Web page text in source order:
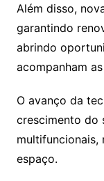
Além disso,
garantindo
abrindo
acompanham
O avanço da
crescimento do
multifuncionais,
espaço.